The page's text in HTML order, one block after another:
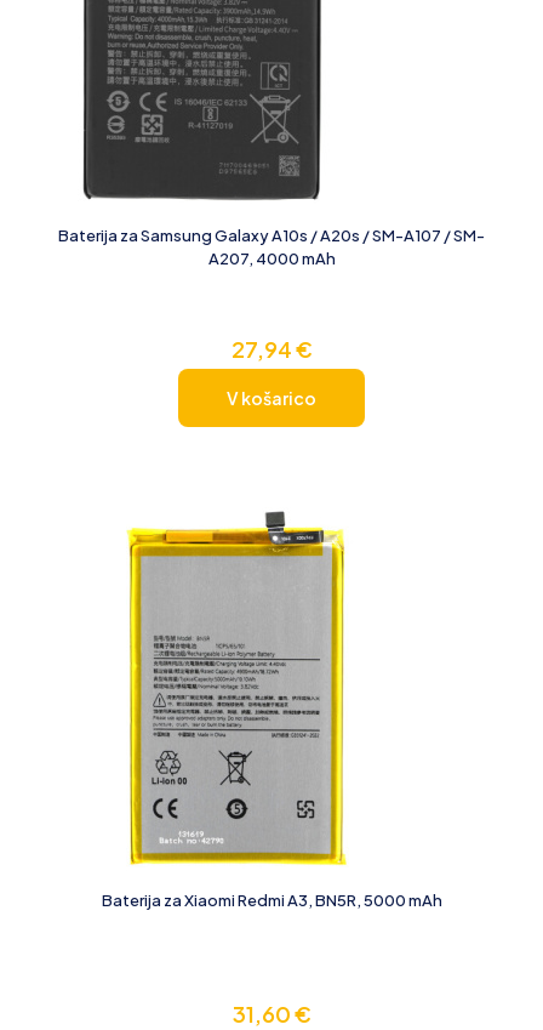
Baterija za Samsung Galaxy A10s / A20s / SM-A107 / SM-
A207, 4000 mAh
27,94€
V košarico
Baterija za Xiaomi Redmi A3, BN5R, 5000 mAh
31,60€